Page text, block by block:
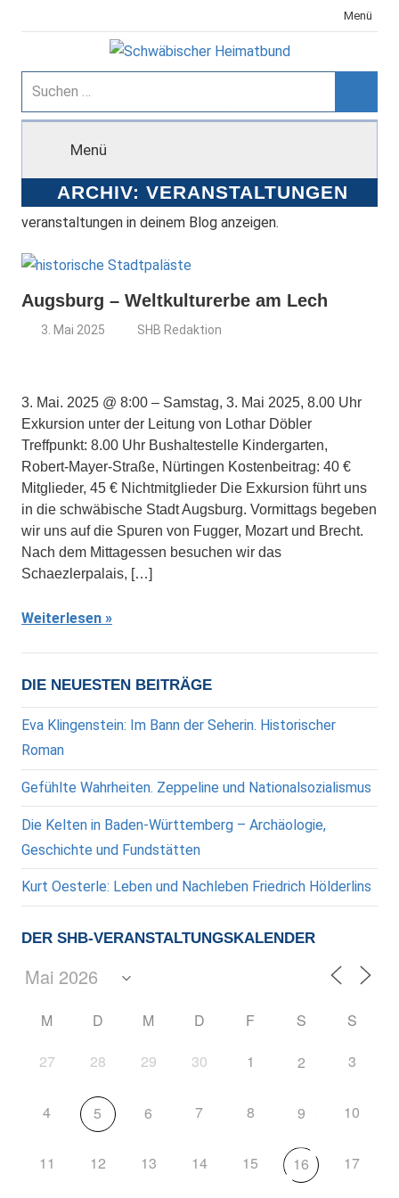
Inhalt
Menü
Schwäbischer
Heimatbund
Suchen
nach:
Menü
ARCHIV: VERANSTALTUNGEN
veranstaltungen in deinem Blog anzeigen.
Augsburg – Weltkulturerbe am Lech
3. Mai 2025 SHB Redaktion
3. Mai. 2025 @ 8:00 – Samstag, 3. Mai 2025, 8.00 Uhr
Exkursion unter der Leitung von Lothar Döbler
Treffpunkt: 8.00 Uhr Bushaltestelle Kindergarten,
Robert-Mayer-Straße, Nürtingen Kostenbeitrag: 40 €
Mitglieder, 45 € Nichtmitglieder Die Exkursion führt uns
in die schwäbische Stadt Augsburg. Vormittags begeben
wir uns auf die Spuren von Fugger, Mozart und Brecht.
Nach dem Mittagessen besuchen wir das
Schaezlerpalais, […]
Weiterlesen
DIE NEUESTEN BEITRÄGE
Eva Klingenstein: Im Bann der Seherin. Historischer
Roman
Gefühlte Wahrheiten. Zeppeline und Nationalsozialismus
Die Kelten in Baden-Württemberg – Archäologie,
Geschichte und Fundstätten
Kurt Oesterle: Leben und Nachleben Friedrich Hölderlins
DER SHB-VERANSTALTUNGSKALENDER
M D M D F S S
27 28 29 30 1 2 3
4 5 6 7 8 9 10
11 12 13 14 15 16 17